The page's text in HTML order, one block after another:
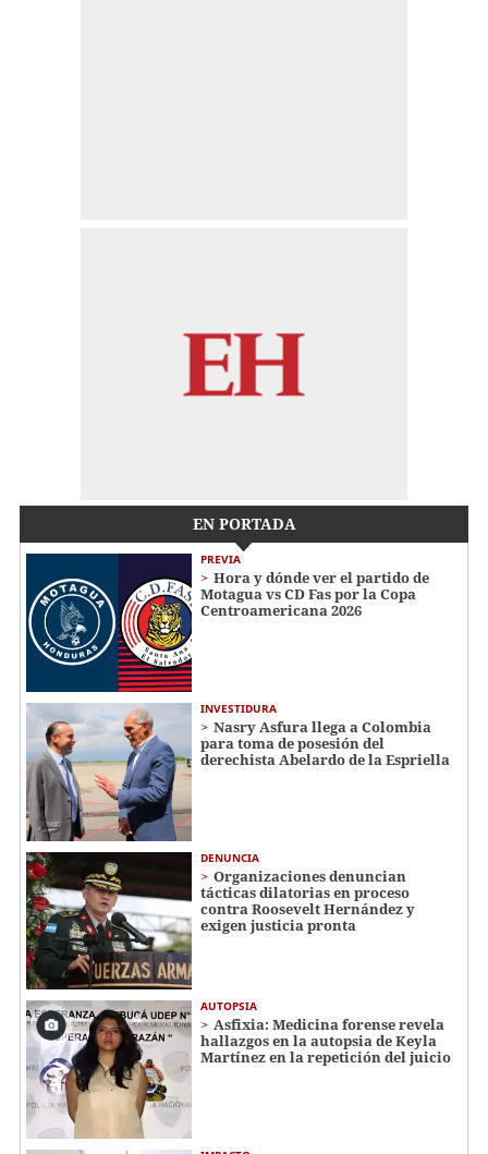
EN PORTADA
PREVIA
Hora y dónde ver el partido de
Motagua vs CD Fas por la Copa
Centroamericana 2026
INVESTIDURA
Nasry Asfura llega a Colombia
para toma de posesión del
derechista Abelardo de la Espriella
DENUNCIA
Organizaciones denuncian
tácticas dilatorias en proceso
contra Roosevelt Hernández y
exigen justicia pronta
AUTOPSIA
Asfixia: Medicina forense revela
hallazgos en la autopsia de Keyla
Martínez en la repetición del juicio